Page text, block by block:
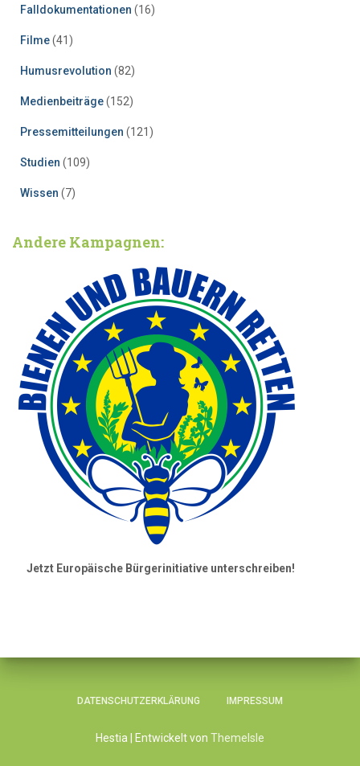
Falldokumentationen (16)
Filme(41)
Humusrevolution (82)
Medienbeiträge(152)
Pressemitteilungen (121)
Studien (109)
Wissen (7)
Andere Kampagnen:
Jetzt Europäische Bürgerinitiative unterschreiben!
DATENSCHUTZERKLÄRUNG IMPRESSUM
Hestia | Entwickelt von ThemeIsle